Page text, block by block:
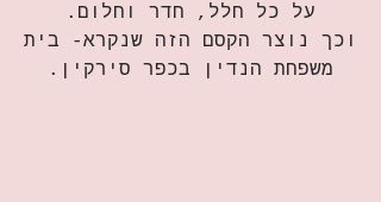
על כל חלל, חדר וחלום.
וכך נוצר הקסם הזה שנקרא- בית
משפחת הנדין בכפר סירקין.